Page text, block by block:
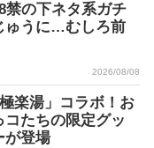
禁の下ネタ系ガチ
ゅうに…むしろ前
2026/08/08
楽湯」コラボ！お
たちの限定グッ
が登場